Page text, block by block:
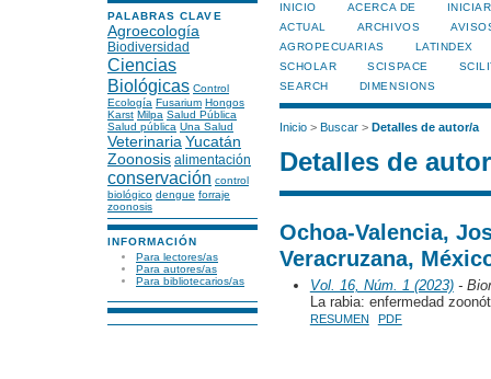
PALABRAS CLAVE
Agroecología
Biodiversidad
Ciencias
Biológicas Control
Ecología Fusarium Hongos
Karst Milpa Salud Pública
Salud pública Una Salud
Veterinaria Yucatán
Zoonosis alimentación
conservación control
biológico dengue forraje
zoonosis
INFORMACIÓN
Para lectores/as
Para autores/as
Para bibliotecarios/as
INICIO ACERCA DE
ACTUAL
ARCHIVOS
AGROPECUARIAS
LATINDEX
SCHOLAR
SCISPACE
SEARCH
DIMENSIONS
Inicio> Buscar> Detalles de autor/a
Detalles de
Ochoa-Valencia,
Veracruzana,
Vol. 16, Núm. 1 (2023)-
La rabia: enfermedad
RESUMEN PDF